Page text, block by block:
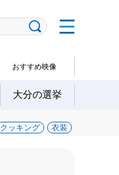
おすすめ映像
大分の選挙
クッキング 衣装